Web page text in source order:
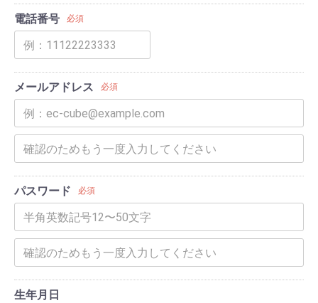
電話番号 必須
メールアドレス 必須
パスワード 必須
生年月日